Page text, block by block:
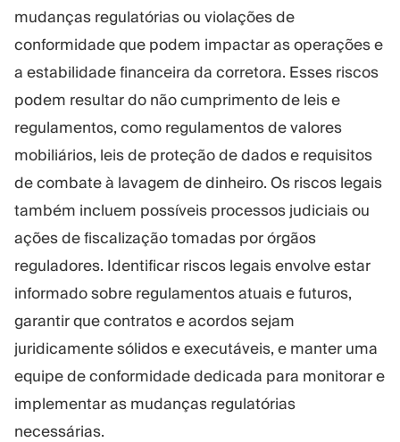
mudanças regulatórias ou violações de
conformidade que podem impactar as operações e
a estabilidade financeira da corretora. Esses riscos
podem resultar do não cumprimento de leis e
regulamentos, como regulamentos de valores
mobiliários, leis de proteção de dados e requisitos
de combate à lavagem de dinheiro. Os riscos legais
também incluem possíveis processos judiciais ou
ações de fiscalização tomadas por órgãos
reguladores. Identificar riscos legais envolve estar
informado sobre regulamentos atuais e futuros,
garantir que contratos e acordos sejam
juridicamente sólidos e executáveis, e manter uma
equipe de conformidade dedicada para monitorar e
implementar as mudanças regulatórias
necessárias.